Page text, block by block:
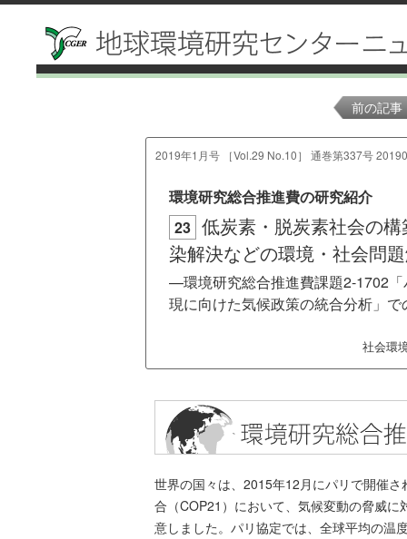
前の記事
2019年1月号 ［Vol.29 No.10］ 通巻第337号
環境研究総合推進費の研究紹介
23 低炭素・脱炭素社会の
染解決などの環境・社会問
—環境研究総合推進費課題2-1702
現に向けた気候政策の統合分析」
社会環
世界の国々は、2015年12月にパリで開催
合（COP21）において、気候変動の脅威
意しました。パリ協定では、全球平均の温